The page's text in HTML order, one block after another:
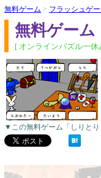
無料ゲーム > フラッシュゲ
無料ゲーム
[ オンラインパズル一休
▼この無料ゲーム「しりと